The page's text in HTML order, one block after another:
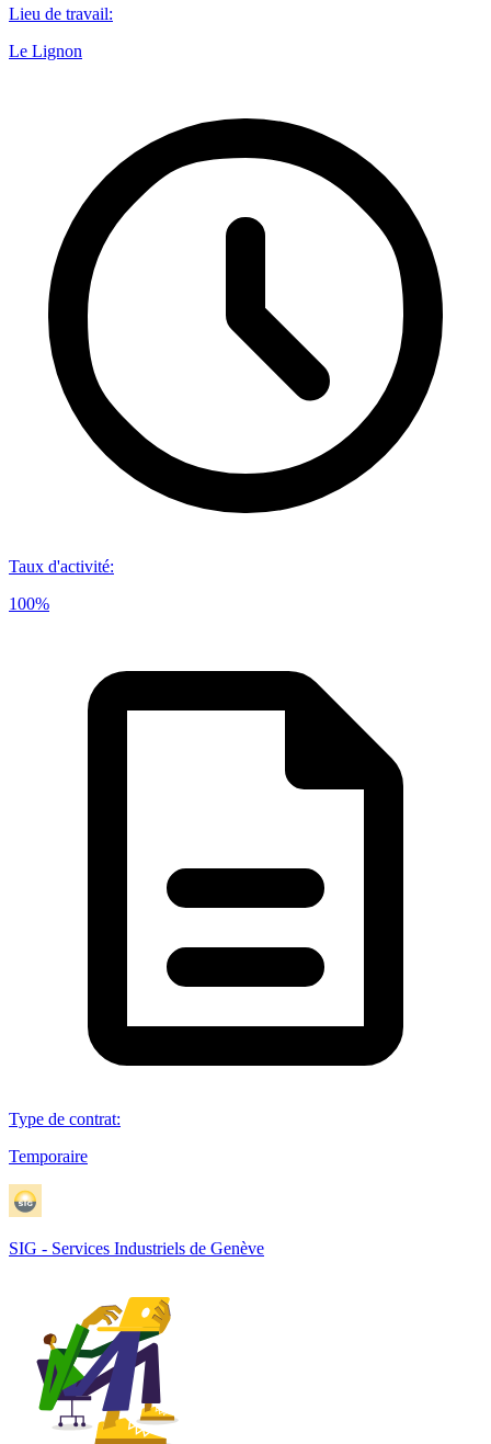
Lieu de travail:
Le Lignon
Taux d'activité:
100%
Type de contrat:
Temporaire
SIG - Services Industriels de Genève